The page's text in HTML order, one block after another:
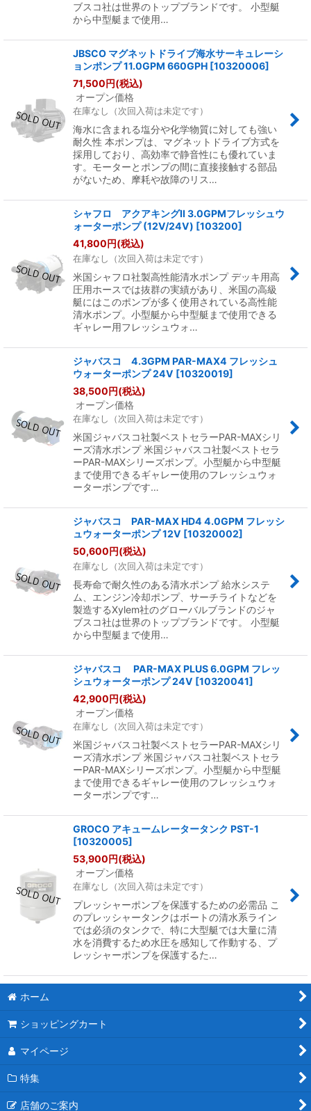
ブスコ社は世界のトップブランドです。 小型艇
から中型艇まで使用…
JBSCO マグネットドライブ海水サーキュレーシ
ョンポンプ 11.0GPM 660GPH [10320006]
71,500円(税込)
オープン価格
在庫なし（次回入荷は未定です）
海水に含まれる塩分や化学物質に対しても強い
耐久性 本ポンプは、マグネットドライブ方式を
採用しており、高効率で静音性にも優れていま
す。モーターとポンプの間に直接接触する部品
がないため、摩耗や故障のリス…
シャフロ アクアキングII 3.0GPMフレッシュウ
ォーターポンプ (12V/24V) [103200]
41,800円(税込)
在庫なし（次回入荷は未定です）
米国シャフロ社製高性能清水ポンプ デッキ用高
圧用ホースでは抜群の実績があり、米国の高級
艇にはこのポンプが多く使用されている高性能
清水ポンプ。小型艇から中型艇まで使用できる
ギャレー用フレッシュウォ…
ジャバスコ 4.3GPM PAR-MAX4 フレッシュ
ウォーターポンプ 24V [10320019]
38,500円(税込)
オープン価格
在庫なし（次回入荷は未定です）
米国ジャバスコ社製ベストセラーPAR-MAXシリ
ーズ清水ポンプ 米国ジャバスコ社製ベストセラ
ーPAR-MAXシリーズポンプ。小型艇から中型艇
まで使用できるギャレー使用のフレッシュウォ
ーターポンプです…
ジャバスコ PAR-MAX HD4 4.0GPM フレッシ
ュウォーターポンプ 12V [10320002]
50,600円(税込)
在庫なし（次回入荷は未定です）
長寿命で耐久性のある清水ポンプ 給水システ
ム、エンジン冷却ポンプ、サーチライトなどを
製造するXylem社のグローバルブランドのジャ
ブスコ社は世界のトップブランドです。 小型艇
から中型艇まで使用…
ジャバスコ PAR-MAX PLUS 6.0GPM フレッ
シュウォーターポンプ 24V [10320041]
42,900円(税込)
オープン価格
在庫なし（次回入荷は未定です）
米国ジャバスコ社製ベストセラーPAR-MAXシリ
ーズ清水ポンプ 米国ジャバスコ社製ベストセラ
ーPAR-MAXシリーズポンプ。小型艇から中型艇
まで使用できるギャレー使用のフレッシュウォ
ーターポンプです…
GROCO アキュームレータータンク PST-1
[10320005]
53,900円(税込)
オープン価格
在庫なし（次回入荷は未定です）
プレッシャーポンプを保護するための必需品 こ
のプレッシャータンクはボートの清水系ライン
では必須のタンクで、特に大型艇では大量に清
水を消費するため水圧を感知して作動する、プ
レッシャーポンプを保護するた…
ホーム
ショッピングカート
マイページ
特集
店舗のご案内